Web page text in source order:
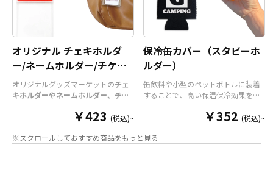
オリジナル チェキホルダ
ー/ネームホルダー/チケッ
トホルダー
オリジナルグッズマーケットのチェ
キホルダーやネームホルダー、チケ
ダーパーツを組み合わせた今まであ
です。透明度が高く美しいアクリル
￥423 (税込)~
保冷缶カバー（スタビーホ
ルダー）
缶飲料や小型のペットボトルに装着
することで、高い保温保冷効果を発
ダー）をOEM製作できます。使わな
携帯性に優れています。オールシー
￥352 (税込)~
※スクロールしておすすめ商品をもっと見る